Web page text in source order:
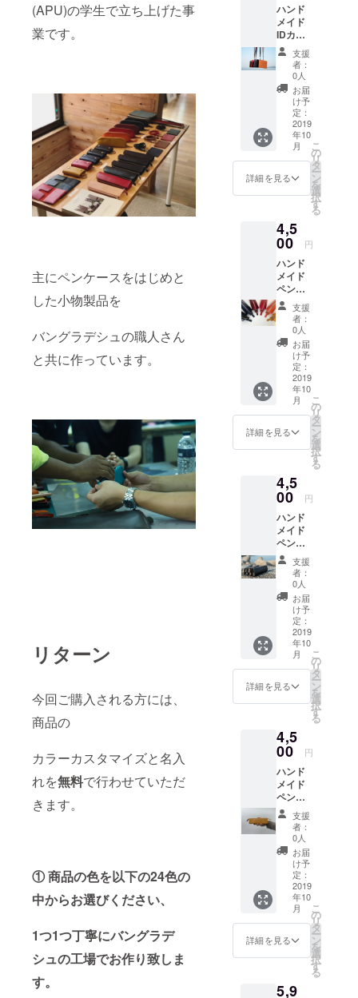
(APU)の学生で立ち上げた事
業です。
主にペンケースをはじめと
した小物製品を
バングラデシュの職人さん
と共に作っています。
リターン
今回ご購入される方には、
商品の
カラーカスタマイズと名入
れを無料で行わせていただ
きます。
① 商品の色を以下の24色の
中からお選びください、
1つ1つ丁寧にバングラデ
シュの工場でお作り致しま
す。
ハンド
メイド
IDカー
ドホル
ダー ・
カラー
カスタ
マイズ
・お礼
のメッ
セージ
名入れ
も承っ
ており
ます。
ご希望
備考欄
にご記
入くだ
さい。 *
ローマ
字（大
文字の
み・ス
ペース
は1文字
としま
す）最
大12文
字。 *名
前の色
とし
て、
バー・
ブラッ
ク・ホ
ワイト
のいず
れかを
記載し
てくだ
さい。
例）11
字:LEG
AME
TARO(
ゴール
ド) 例）
12文
字:NAZ
SADAT(
ホワイ
ト)
支援
者：
0人
お届
け予
定：
2019
年10
月
詳細を見る
こ
の
リ
タ
ー
ン
を
選
択
す
る
4,5
00 円
ハンド
メイド
ペン
ケース
(丸型)
・カ
ラーカ
スタマ
イズ ・
お礼の
メッ
セージ
名入れ
も承っ
ており
ます。
の際は
備考欄
にご記
入くだ
さい。 *
ローマ
字（大
文字の
み・ス
ペース
は1文字
としま
す）最
大12文
字。 *名
前の色
とし
ル
バー・
ブラッ
ク・ホ
ワイト
のいず
れかを
記載し
てくだ
さい。
例）11
字:LEG
AME
TARO(
ゴール
ド) 例）
SADAT(
支援
者：
0人
お届
け予
定：
2019
年10
月
詳細を見る
こ
の
リ
タ
ー
ン
を
選
択
す
る
4,5
00 円
ハンド
メイド
ペン
ケース
(角型)
・カ
ラーカ
スタマ
イズ ・
お礼の
メッ
セージ
名入れ
も承っ
ており
ます。
の際は
備考欄
にご記
入くだ
さい。 *
ローマ
字（大
文字の
み・ス
ペース
は1文字
としま
す）最
大12文
字。 *名
前の色
とし
ル
支援
者：
0人
お届
け予
定：
2019
年10
月
詳細を見る
こ
の
リ
タ
ー
ン
を
選
択
す
る
4,5
00 円
ハンド
メイド
ペン
ケース
(三角型)
・カ
ラーカ
スタマ
イズ ・
お礼の
メッ
セージ
名入れ
も承っ
ており
ます。
の際は
支援
者：
0人
お届
け予
定：
2019
年10
月
詳細を見る
こ
の
リ
タ
ー
ン
を
選
択
す
る
5,9